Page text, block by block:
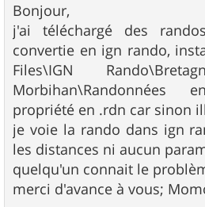
s
s
a
g
e
Bonjour,
j'ai téléchargé des
convertie en ign rando,
Files\IGN
Morbihan\Randonnées
propriété en .rdn car sinon
je voie la rando dans ign
les distances ni aucun
quelqu'un connait le
merci d'avance à vous;